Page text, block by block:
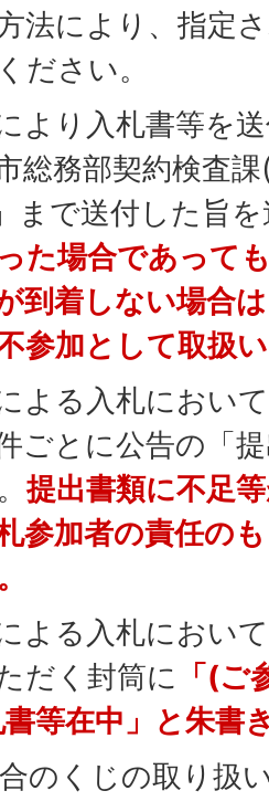
法により、指定
ださい。
より入札書等を
総務部契約検査
まで送付した旨
た場合であって
到着しない場合
参加として取扱
よる入札におい
ごとに公告の「
提出書類に不足
参加者の責任の
よる入札におい
だく封筒に 「(
等在中」と朱書
のくじの取り扱